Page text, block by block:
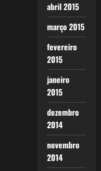
abril 2015
março 2015
fevereiro
2015
janeiro
2015
dezembro
2014
novembro
2014